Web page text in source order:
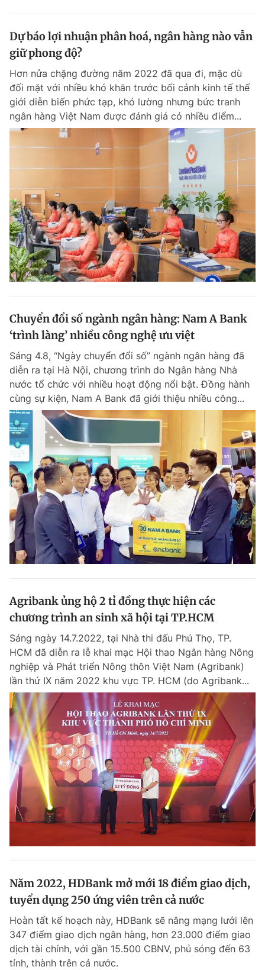
Dự báo lợi nhuận phân hoá, ngân hàng nào vẫn
giữ phong độ?
Hơn nửa chặng đường năm 2022 đã qua đi, mặc dù
đối mặt với nhiều khó khăn trước bối cảnh kinh tế thế
giới diễn biến phức tạp, khó lường nhưng bức tranh
ngân hàng Việt Nam được đánh giá có nhiều điểm...
Chuyển đổi số ngành ngân hàng: Nam A Bank
‘trình làng’ nhiều công nghệ ưu việt
Sáng 4.8, “Ngày chuyển đổi số” ngành ngân hàng đã
diễn ra tại Hà Nội, chương trình do Ngân hàng Nhà
nước tổ chức với nhiều hoạt động nổi bật. Đồng hành
cùng sự kiện, Nam A Bank đã giới thiệu nhiều công...
Agribank ủng hộ 2 tỉ đồng thực hiện các
chương trình an sinh xã hội tại TP.HCM
Sáng ngày 14.7.2022, tại Nhà thi đấu Phú Thọ, TP.
HCM đã diễn ra lễ khai mạc Hội thao Ngân hàng Nông
nghiệp và Phát triển Nông thôn Việt Nam (Agribank)
lần thứ IX năm 2022 khu vực TP. HCM (do Agribank...
Năm 2022, HDBank mở mới 18 điểm giao dịch,
tuyển dụng 250 ứng viên trên cả nước
Hoàn tất kế hoạch này, HDBank sẽ nâng mạng lưới lên
347 điểm giao dịch ngân hàng, hơn 23.000 điểm giao
dịch tài chính, với gần 15.500 CBNV, phủ sóng đến 63
tỉnh, thành trên cả nước.